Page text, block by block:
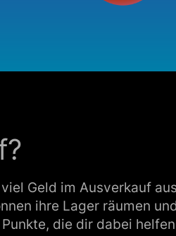
Geld im Ausverkauf
ihre Lager räumen
die dir dabei